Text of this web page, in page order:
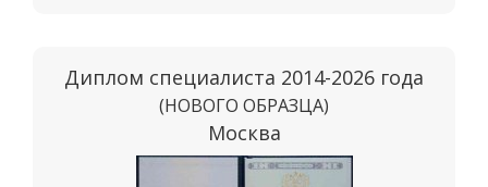
Диплом специалиста 2014-2026 года
(НОВОГО ОБРАЗЦА)
Москва